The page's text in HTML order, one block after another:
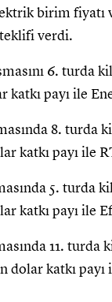
birim fiyatı
verdi.
6.
katkı payı ile
8.
katkı payı ile
5. turda
katkı payı
11.
dolar katkı